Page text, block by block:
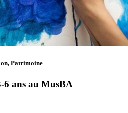
Patrimoine
6 ans au MusBA